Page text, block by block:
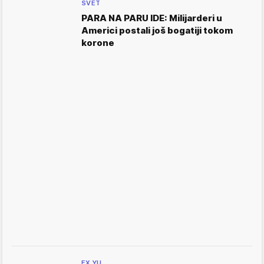
SVET
PARA NA PARU IDE: Milijarderi u
Americi postali još bogatiji tokom
korone